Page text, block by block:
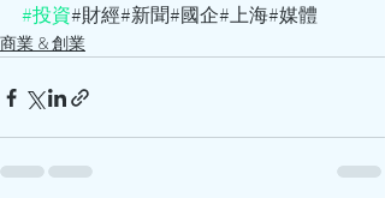
#投資#財經#新聞#國企#上海#媒體
商業 & 創業